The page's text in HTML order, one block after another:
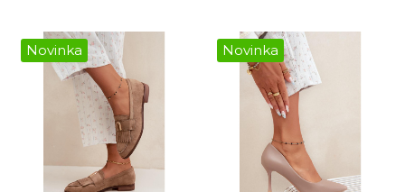
Novinka Novinka